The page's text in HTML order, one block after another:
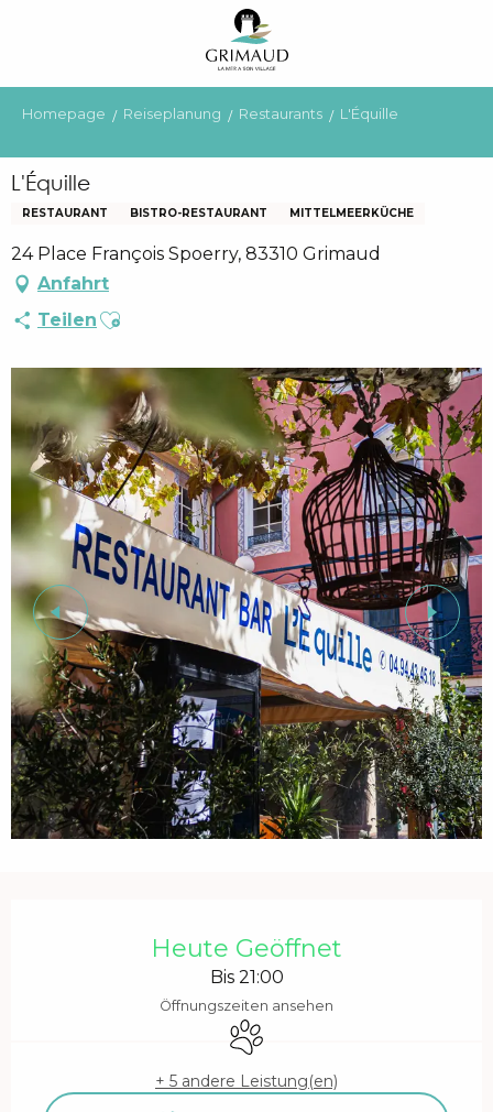
principal
Homepage Reiseplanung Restaurants L'Équille
L'Équille
RESTAURANT BISTRO-RESTAURANT MITTELMEERKÜCHE
24 Place François Spoerry, 83310 Grimaud
Anfahrt
Teilen Ajouter aux favoris
Heute Geöffnet
Bis 21:00
Öffnungszeiten ansehen
Tiere erlaubt
+ 5 andere Leistung(en)